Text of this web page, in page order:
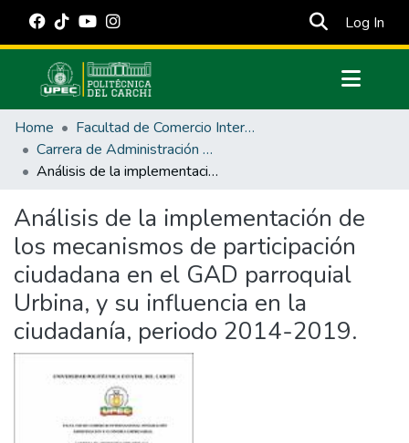
Log In
Communities & Collections
All of DSpace
Statistics
Estadísticas Externas
Manuales
Home
Facultad de Comercio Internacional, Integración, Administración y Economía Empresarial
Carrera de Administración Pública
Análisis de la implementación de los mecanismos de participación ciudadana en el GAD parroquial Urbina, y su influencia en la ciudadanía, periodo 2014-2019.
Análisis de la implementación de
los mecanismos de participación
ciudadana en el GAD parroquial
Urbina, y su influencia en la
ciudadanía, periodo 2014-2019.